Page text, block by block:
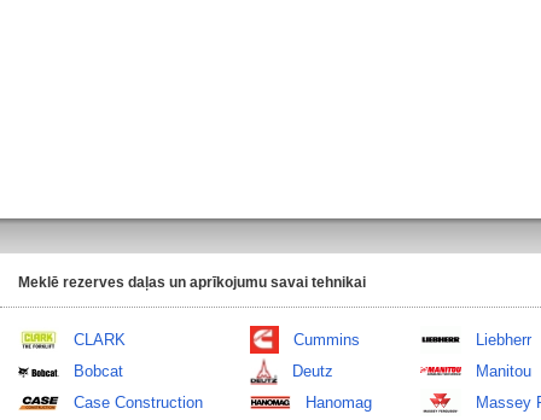
Meklē rezerves daļas un aprīkojumu savai tehnikai
CLARK
Bobcat
Case Construction
Cummins
Deutz
Hanomag
Liebherr
Manitou
Massey